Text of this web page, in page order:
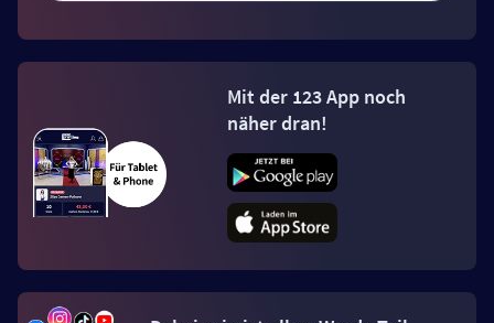
Mit der 123 App noch
näher dran!